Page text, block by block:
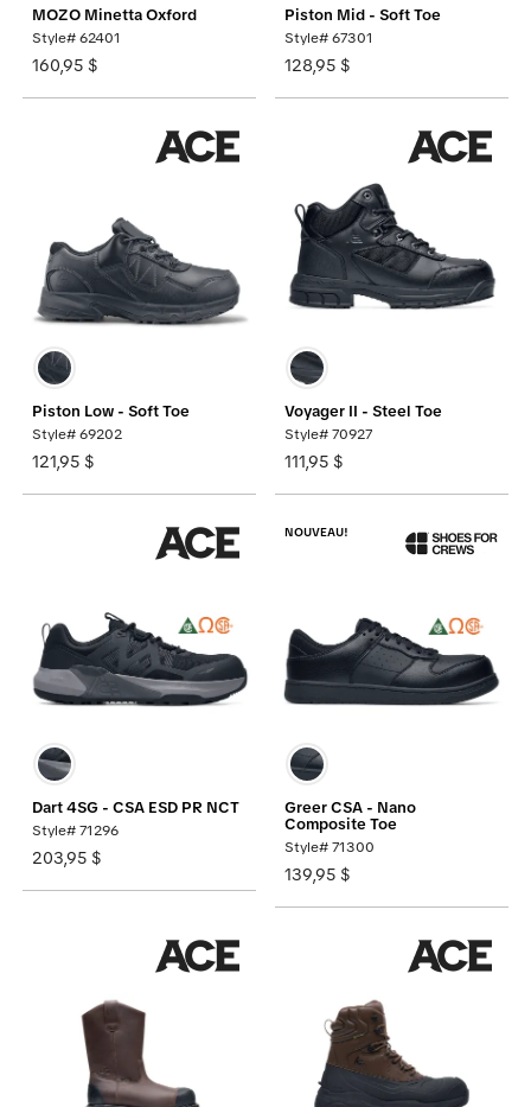
MOZO Minetta Oxford
Style# 62401
160,95 $
Piston Mid - Soft Toe
Style# 67301
128,95 $
Piston Low - Soft Toe
Style# 69202
121,95 $
Voyager II - Steel Toe
Style# 70927
111,95 $
Dart 4SG - CSA ESD PR NCT
Style# 71296
203,95 $
NOUVEAU!
Greer CSA - Nano
Composite Toe
Style# 71300
139,95 $